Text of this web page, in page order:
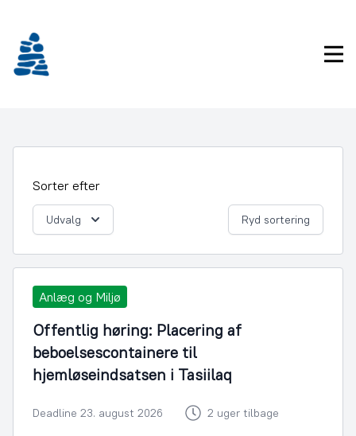
indhold
Sorter efter
Udvalg Ryd sortering
Anlæg og Miljø
Offentlig høring: Placering af
beboelsescontainere til
hjemløseindsatsen i Tasiilaq
Deadline 23. august 2026 2 uger tilbage